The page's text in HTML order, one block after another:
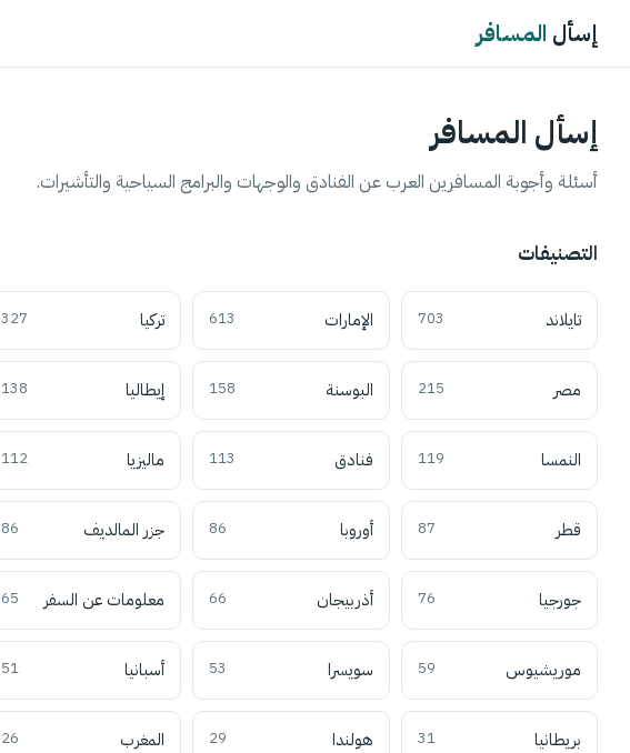
إسأل المسافر
إسأل المسافر
أسئلة وأجوبة المسافرين العرب عن الفنادق والوجهات والبرامج السياحية والتأشيرات.
التصنيفات
تايلاند 703 الإمارات 613 تركيا 327
مصر 215 البوسنة 158 إيطاليا 138
النمسا 119 فنادق 113 ماليزيا 112
قطر 87 أوروبا 86 جزر المالديف 86
جورجيا 76 أذربيجان 66 معلومات عن السفر 65
موريشيوس 59 سويسرا 53 أسبانيا 51
بريطانيا 31 هولندا 29 المغرب 26